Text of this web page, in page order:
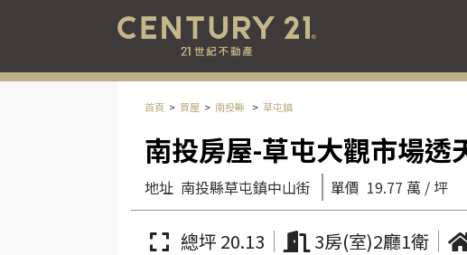
首頁 買屋 南投縣 草屯鎮
南投房屋-草屯大觀市場透
地址 南投縣草屯鎮中山街 單價 19.77 萬 / 坪
總坪 20.13 3房(室)2廳1衛